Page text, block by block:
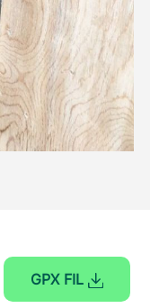
GPX FIL